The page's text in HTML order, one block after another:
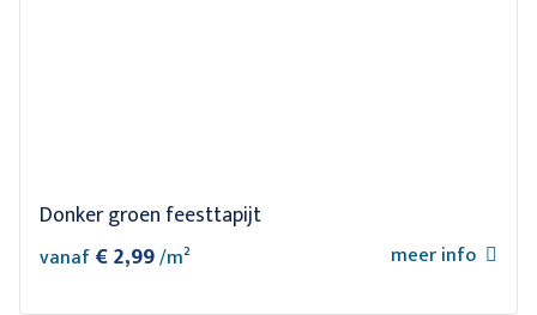
Donker groen feesttapijt
vanaf€ 2,99/m² meer info